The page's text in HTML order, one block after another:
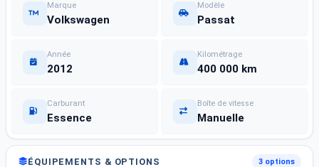
Marque
Volkswagen
Modèle
Passat
Année
2012
Kilométrage
400 000 km
Carburant
Essence
Boîte de vitesse
Manuelle
ÉQUIPEMENTS & OPTIONS 3 options